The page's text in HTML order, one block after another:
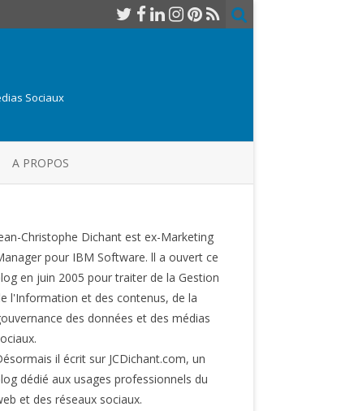
Sociaux
A PROPOS
Christophe Dichant est ex-Marketing
pour IBM Software. ll a ouvert ce
en juin 2005 pour traiter de la Gestion
l'Information et des contenus, de la
des données et des médias
il écrit sur JCDichant.com, un
dédié aux usages professionnels du
et des réseaux sociaux.